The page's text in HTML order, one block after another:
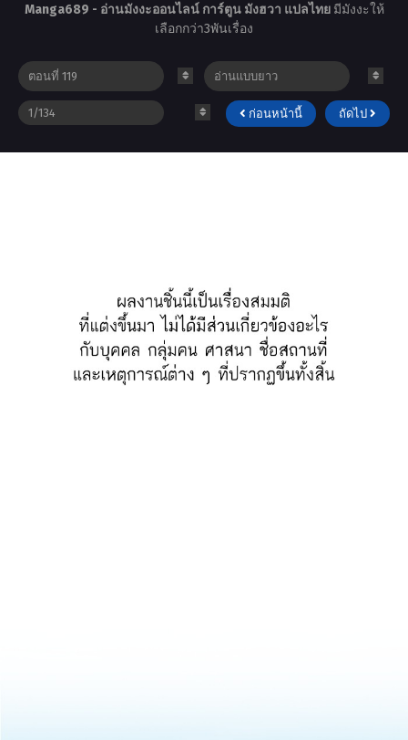
Manga689 - อ่านมังงะออนไลน์ การ์ตูน มังฮวา แปลไทย มีมังงะให้
เลือกกว่า3พันเรื่อง
ก่อนหน้านี้ ถัดไป